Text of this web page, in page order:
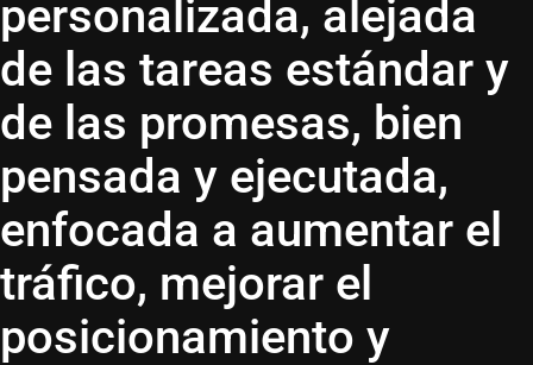
personalizada, alejada
de las tareas estándar y
de las promesas, bien
pensada y ejecutada,
enfocada a aumentar el
tráfico, mejorar el
posicionamiento y